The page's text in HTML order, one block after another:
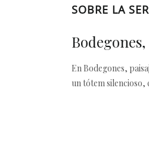
SOBRE LA
En Bodegones,
un tótem silencioso,